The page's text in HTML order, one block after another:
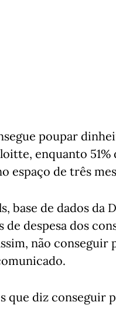
poupar
enquanto
espaço de três
base de dados da
despesa dos
não
que diz conseguir